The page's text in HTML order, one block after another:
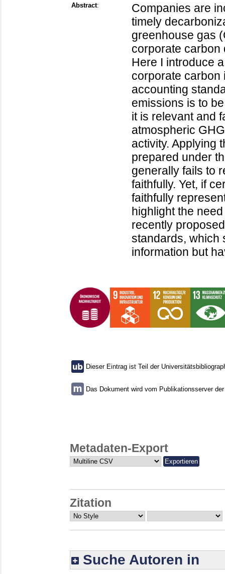
Abstract:
Companies are
timely
greenhouse gas
corporate carbon
Here I introduce
corporate carbon
accounting
emissions is to
it is relevant and
atmospheric
activity. Applying
prepared under
generally fails to
faithfully. Yet, if
faithfully
highlight the
recently
standards, which
information but
Dieser Eintrag ist Teil der
Das Dokument wird vom Publikationsserver
Metadaten-Export
Zitation
Suche Autoren in